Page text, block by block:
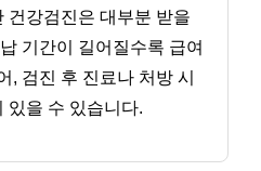
건강검진은 대부분 받을
기간이 길어질수록 급여
, 검진 후 진료나 처방 시
있을 수 있습니다.